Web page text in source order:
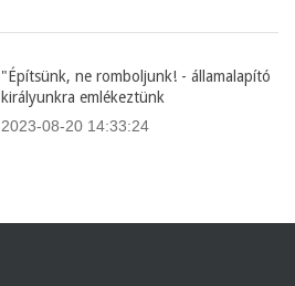
"Építsünk, ne romboljunk! - államalapító
királyunkra emlékeztünk
2023-08-20 14:33:24